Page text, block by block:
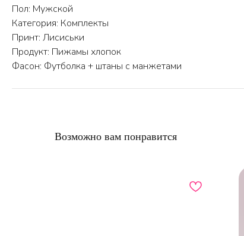
Пол: Мужской
Категория: Комплекты
Принт: Лисиськи
Продукт: Пижамы хлопок
Фасон: Футболка + штаны с манжетами
Возможно вам понравится